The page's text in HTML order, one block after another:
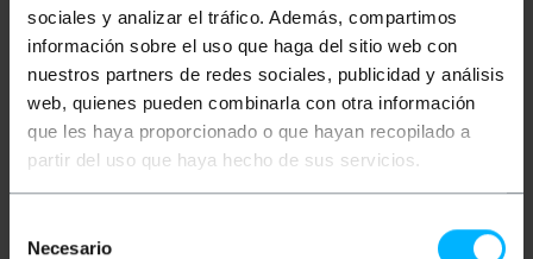
sociales y analizar el tráfico. Además, compartimos
información sobre el uso que haga del sitio web con
nuestros partners de redes sociales, publicidad y análisis
web, quienes pueden combinarla con otra información
que les haya proporcionado o que hayan recopilado a
partir del uso que haya hecho de sus servicios.
Necesario
Adattatore attivo da DisplayPort a HDMI. Consente
la possibilità di collegare una sorgente video
DisplayPort a un display HDMI. Adattatore che
migliora la compatibilità dell'uscita DisplayPort.
Un'ottima alternativa per le schede grafiche che
richiedono questo standard per raggiungere il loro
pieno potenziale. Supporta risoluzioni fino a 4K a
60Hz. Ha un ingresso DisplayPort maschio su
Specifiche